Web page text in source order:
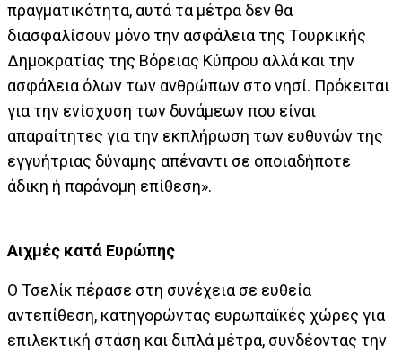
πραγματικότητα, αυτά τα μέτρα δεν θα
διασφαλίσουν μόνο την ασφάλεια της Τουρκικής
Δημοκρατίας της Βόρειας Κύπρου αλλά και την
ασφάλεια όλων των ανθρώπων στο νησί. Πρόκειται
για την ενίσχυση των δυνάμεων που είναι
απαραίτητες για την εκπλήρωση των ευθυνών της
εγγυήτριας δύναμης απέναντι σε οποιαδήποτε
άδικη ή παράνομη επίθεση».
Αιχμές κατά Ευρώπης
Ο Τσελίκ πέρασε στη συνέχεια σε ευθεία
αντεπίθεση, κατηγορώντας ευρωπαϊκές χώρες για
επιλεκτική στάση και διπλά μέτρα, συνδέοντας την